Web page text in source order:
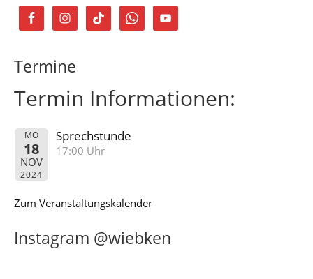
Termine
Termin Informationen:
MO
18
NOV
2024
Sprechstunde
17:00 Uhr
Zum Veranstaltungskalender
Instagram @wiebken